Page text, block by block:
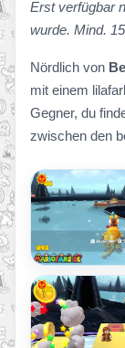
Erst verfügbar
wurde. Mind.
Nördlich von
mit einem
Gegner, du
zwischen den